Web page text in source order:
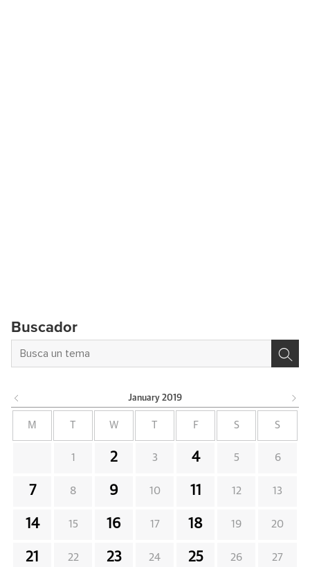
Buscador
January 2019
M W F S S
1 2 3 4 5 6
7 8 9 10 11 12 13
14 15 16 17 18 19 20
21 22 23 24 25 26 27